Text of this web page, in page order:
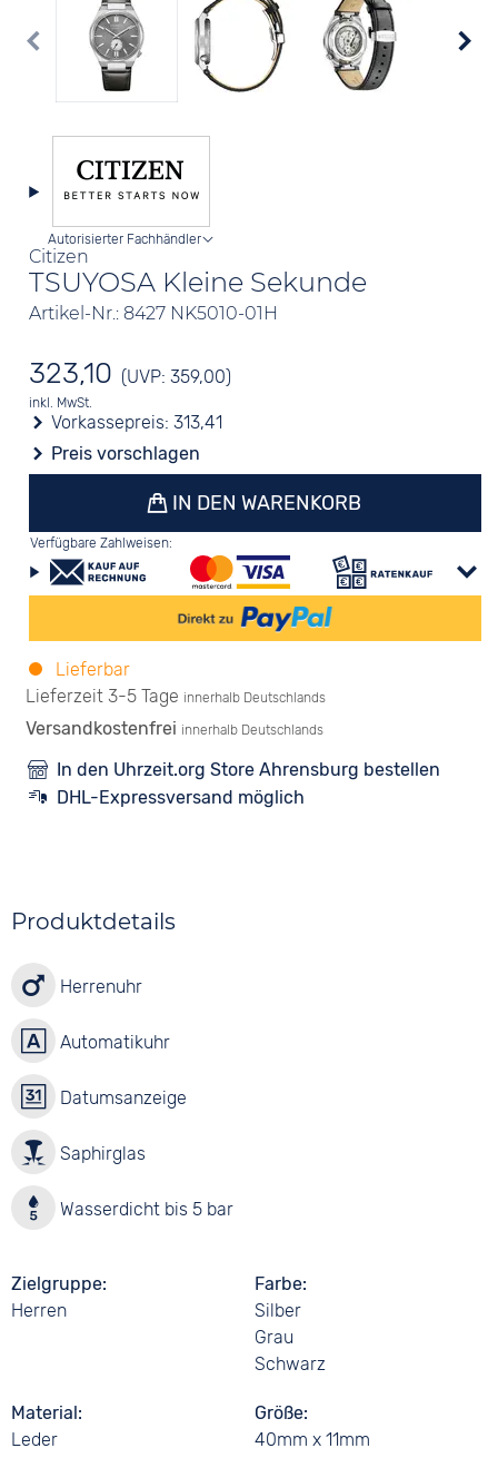
Citizen
TSUYOSA Kleine Sekunde
Artikel-Nr.: 8427 NK5010-01H
Autorisierter Fachhändler
323,10 (UVP: 359,00)
inkl. MwSt.
Vorkassepreis:313,41
Preis vorschlagen
IN DEN WARENKORB
Verfügbare Zahlweisen:
Lieferbar
Lieferzeit 3-5 Tage innerhalb Deutschlands
Versandkostenfrei innerhalb Deutschlands
In den Uhrzeit.org Store Ahrensburg bestellen
DHL-Expressversand möglich
Produktdetails
Herrenuhr
Automatikuhr
Datumsanzeige
Saphirglas
Wasserdicht bis 5 bar
Zielgruppe
Herren
Farbe
Silber
Grau
Schwarz
Material
Leder
Größe
40mm x 11mm